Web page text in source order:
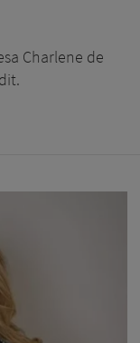
Charlene de